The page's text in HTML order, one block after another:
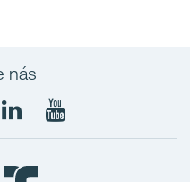
nás
YouTube